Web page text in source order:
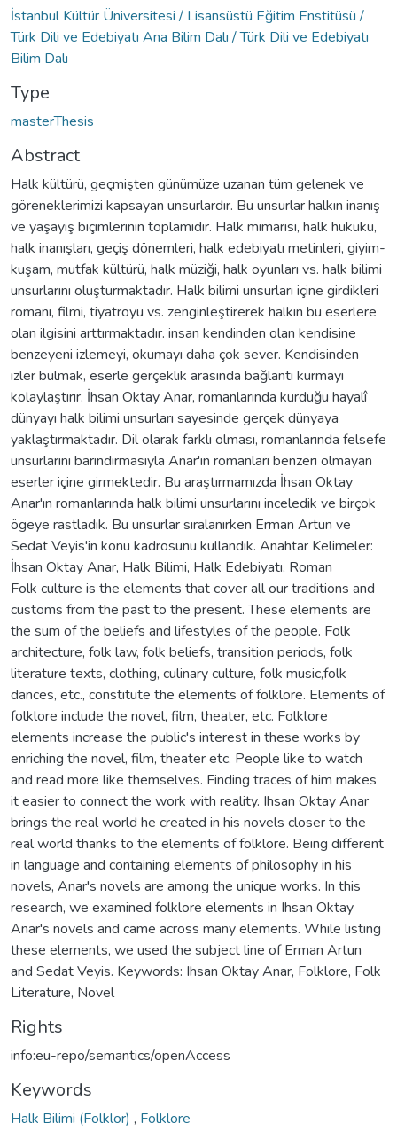
İstanbul Kültür Üniversitesi / Lisansüstü Eğitim Enstitüsü /
Türk Dili ve Edebiyatı Ana Bilim Dalı / Türk Dili ve Edebiyatı
Bilim Dalı
Type
masterThesis
Abstract
Halk kültürü, geçmişten günümüze uzanan tüm gelenek ve
göreneklerimizi kapsayan unsurlardır. Bu unsurlar halkın inanış
ve yaşayış biçimlerinin toplamıdır. Halk mimarisi, halk hukuku,
halk inanışları, geçiş dönemleri, halk edebiyatı metinleri, giyim-
kuşam, mutfak kültürü, halk müziği, halk oyunları vs. halk bilimi
unsurlarını oluşturmaktadır. Halk bilimi unsurları içine girdikleri
romanı, filmi, tiyatroyu vs. zenginleştirerek halkın bu eserlere
olan ilgisini arttırmaktadır. insan kendinden olan kendisine
benzeyeni izlemeyi, okumayı daha çok sever. Kendisinden
izler bulmak, eserle gerçeklik arasında bağlantı kurmayı
kolaylaştırır. İhsan Oktay Anar, romanlarında kurduğu hayalî
dünyayı halk bilimi unsurları sayesinde gerçek dünyaya
yaklaştırmaktadır. Dil olarak farklı olması, romanlarında felsefe
unsurlarını barındırmasıyla Anar'ın romanları benzeri olmayan
eserler içine girmektedir. Bu araştırmamızda İhsan Oktay
Anar'ın romanlarında halk bilimi unsurlarını inceledik ve birçok
ögeye rastladık. Bu unsurlar sıralanırken Erman Artun ve
Sedat Veyis'in konu kadrosunu kullandık. Anahtar Kelimeler:
İhsan Oktay Anar, Halk Bilimi, Halk Edebiyatı, Roman
Folk culture is the elements that cover all our traditions and
customs from the past to the present. These elements are
the sum of the beliefs and lifestyles of the people. Folk
architecture, folk law, folk beliefs, transition periods, folk
literature texts, clothing, culinary culture, folk music,folk
dances, etc., constitute the elements of folklore. Elements of
folklore include the novel, film, theater, etc. Folklore
elements increase the public's interest in these works by
enriching the novel, film, theater etc. People like to watch
and read more like themselves. Finding traces of him makes
it easier to connect the work with reality. Ihsan Oktay Anar
brings the real world he created in his novels closer to the
real world thanks to the elements of folklore. Being different
in language and containing elements of philosophy in his
novels, Anar's novels are among the unique works. In this
research, we examined folklore elements in Ihsan Oktay
Anar's novels and came across many elements. While listing
these elements, we used the subject line of Erman Artun
and Sedat Veyis. Keywords: Ihsan Oktay Anar, Folklore, Folk
Literature, Novel
Rights
info:eu-repo/semantics/openAccess
Keywords
Halk Bilimi (Folklor) , Folklore